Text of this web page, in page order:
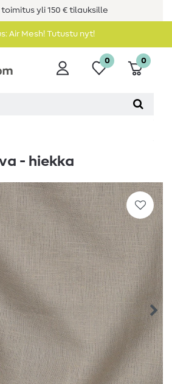
toimitus yli 150 € tilauksille
Air Mesh! Tutustu nyt!
0 0
- hiekka